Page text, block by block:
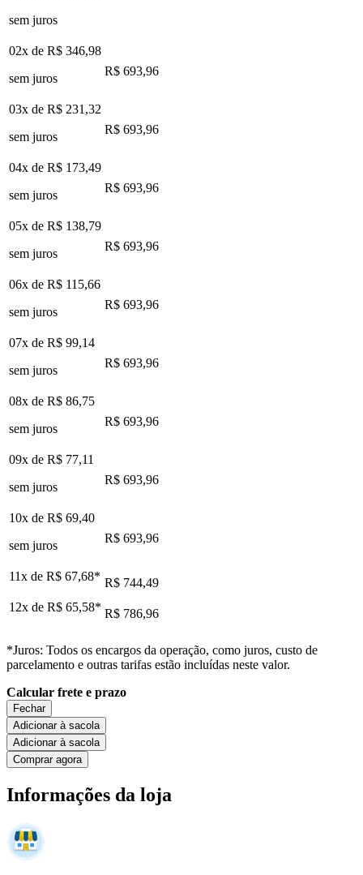
sem juros
02x de R$ 346,98
sem juros
R$ 693,96
03x de R$ 231,32
sem juros
R$ 693,96
04x de R$ 173,49
sem juros
R$ 693,96
05x de R$ 138,79
sem juros
R$ 693,96
06x de R$ 115,66
sem juros
R$ 693,96
07x de R$ 99,14
sem juros
R$ 693,96
08x de R$ 86,75
sem juros
R$ 693,96
09x de R$ 77,11
sem juros
R$ 693,96
10x de R$ 69,40
sem juros
R$ 693,96
11x de R$ 67,68* R$ 744,49
12x de R$ 65,58* R$ 786,96
*Juros: Todos os encargos da operação, como juros, custo de
parcelamento e outras tarifas estão incluídas neste valor.
Calcular frete e prazo
Fechar
Adicionar à sacola
Adicionar à sacola
Comprar agora
Informações da loja